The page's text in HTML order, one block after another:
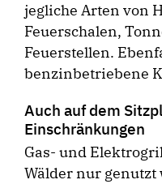
jegliche Arten von
Feuerschalen,
Feuerstellen.
benzinbetriebene
Auch auf dem
Einschränkungen
Gas- und
Wälder nur